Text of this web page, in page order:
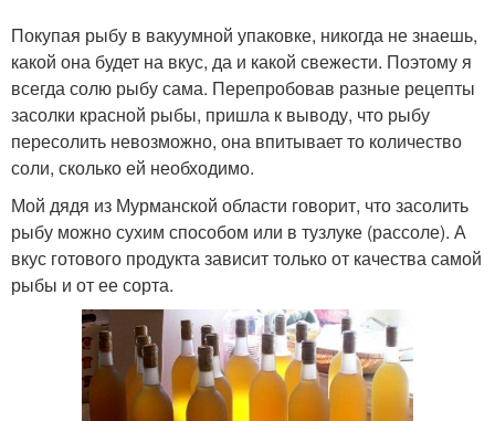
Покупая рыбу в вакуумной упаковке, никогда не знаешь,
какой она будет на вкус, да и какой свежести. Поэтому я
всегда солю рыбу сама. Перепробовав разные рецепты
засолки красной рыбы, пришла к выводу, что рыбу
пересолить невозможно, она впитывает то количество
соли, сколько ей необходимо.
Мой дядя из Мурманской области говорит, что засолить
рыбу можно сухим способом или в тузлуке (рассоле). А
вкус готового продукта зависит только от качества самой
рыбы и от ее сорта.